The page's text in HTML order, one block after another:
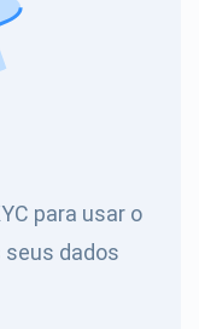
para usar o
dados